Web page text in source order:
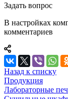
Задать вопрос
В настройках
комментариев
Назад к списку
Продукция
Лабораторные